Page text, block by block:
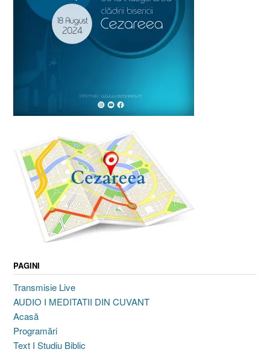
PAGINI
Transmisie Live
AUDIO I MEDITATII DIN CUVANT
Acasă
Programări
Text I Studiu Biblic